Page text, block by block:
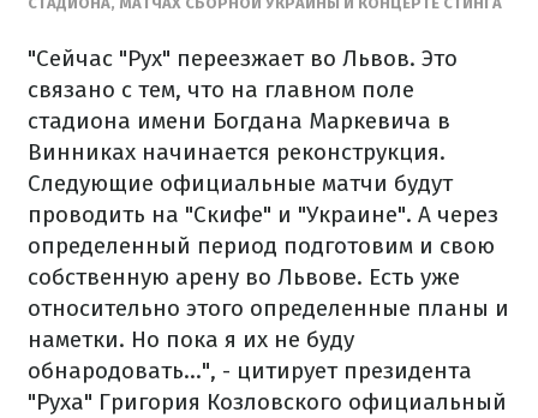
"Сейчас "Рух" переезжает во Львов. Это
связано с тем, что на главном поле
стадиона имени Богдана Маркевича в
Винниках начинается реконструкция.
Следующие официальные матчи будут
проводить на "Скифе" и "Украине". А через
определенный период подготовим и свою
собственную арену во Львове. Есть уже
относительно этого определенные планы и
наметки. Но пока я их не буду
обнародовать...", - цитирует президента
"Руха" Григория Козловского официальный